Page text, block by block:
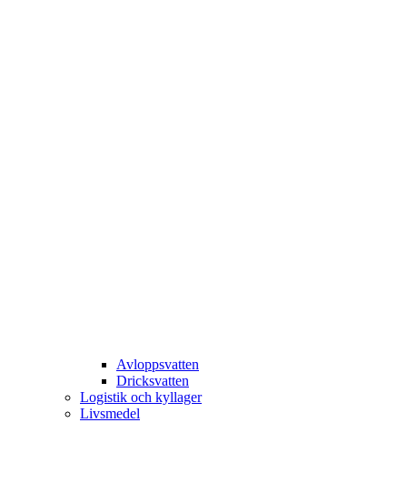
Avloppsvatten
Dricksvatten
Logistik och kyllager
Livsmedel